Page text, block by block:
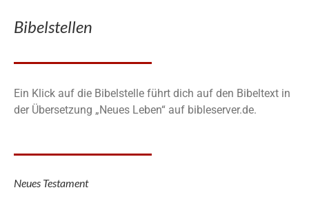
Bibelstellen
Ein Klick auf die Bibelstelle führt dich auf den Bibeltext in
der Übersetzung „Neues Leben“ auf bibleserver.de.
Neues Testament